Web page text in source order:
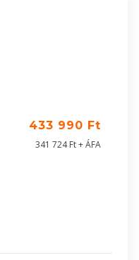
433 990 Ft
341 724 Ft + ÁFA